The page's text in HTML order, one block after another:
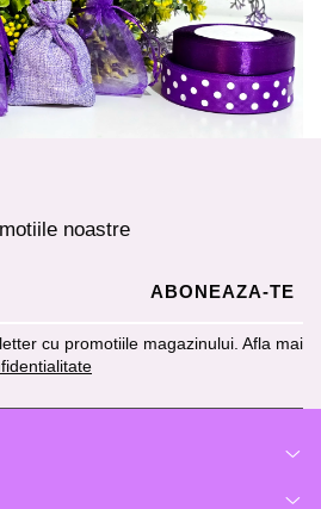
noastre
cu promotiile magazinului. Afla mai